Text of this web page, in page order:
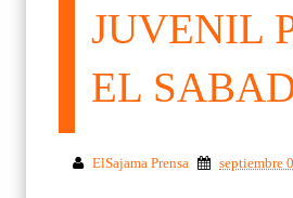
JUVENIL
EL
ElSajama Prensa septiembre